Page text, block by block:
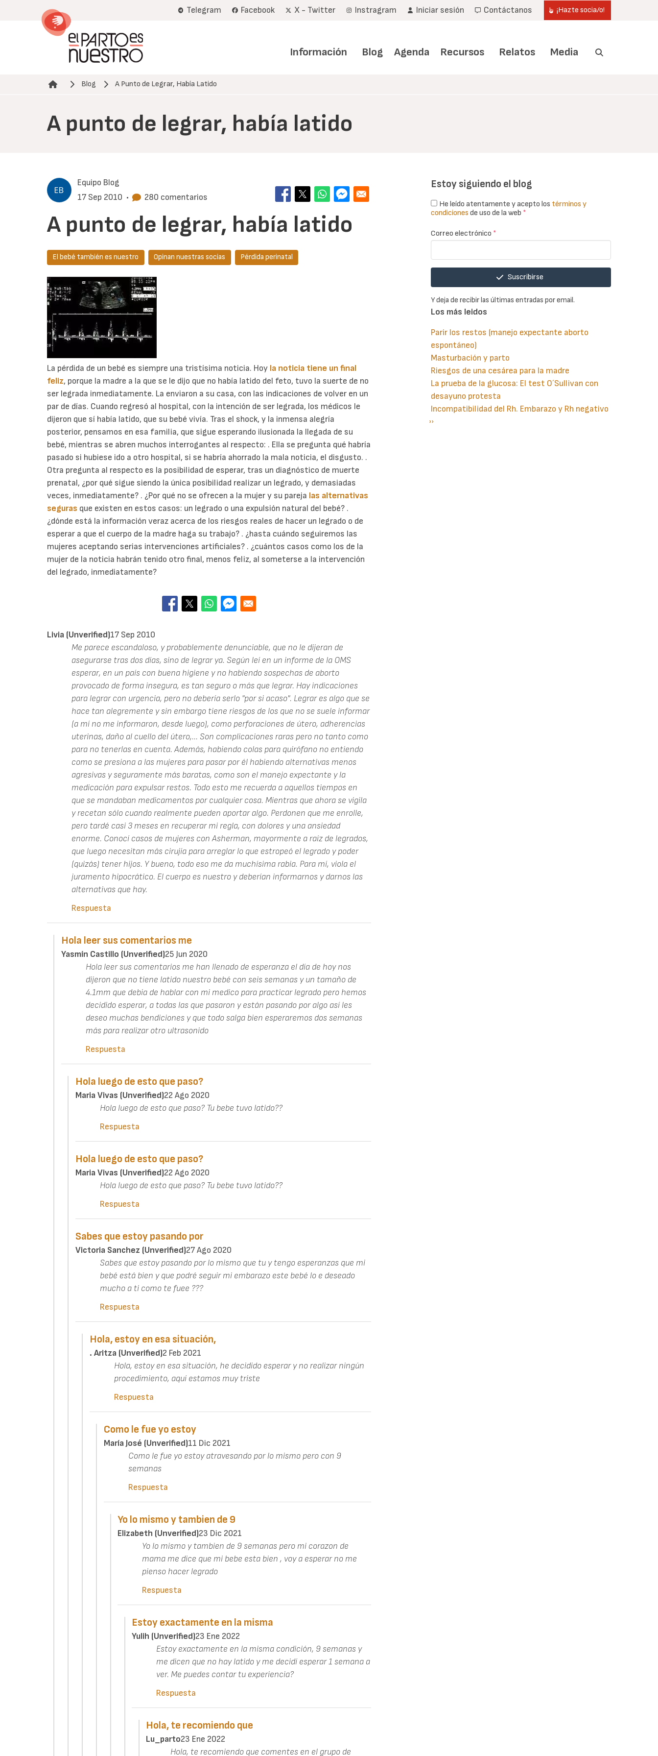
Telegram Facebook X - Twitter Instragram Iniciar sesión Contáctanos ¡Hazte socia/o!
Información Blog Agenda Recursos Relatos Media
Ruta de navegación
Blog A Punto de Legrar, Había Latido
A punto de legrar, había latido
Equipo Blog
17 Sep 2010 • 280 comentarios
A punto de legrar, había latido
El bebé también es nuestro Opinan nuestras socias Pérdida perinatal
La pérdida de un bebé es siempre una tristísima noticia. Hoy la noticia tiene un final
feliz, porque la madre a la que se le dijo que no había latido del feto, tuvo la suerte de no
ser legrada inmediatamente. La enviaron a su casa, con las indicaciones de volver en un
par de días. Cuando regresó al hospital, con la intención de ser legrada, los médicos le
dijeron que sí había latido, que su bebé vivía. Tras el shock, y la inmensa alegría
posterior, pensamos en esa familia, que sigue esperando ilusionada la llegada de su
bebé, mientras se abren muchos interrogantes al respecto: . Ella se pregunta qué habría
pasado si hubiese ido a otro hospital, si se habría ahorrado la mala noticia, el disgusto. .
Otra pregunta al respecto es la posibilidad de esperar, tras un diagnóstico de muerte
prenatal, ¿por qué sigue siendo la única posibilidad realizar un legrado, y demasiadas
veces, inmediatamente? . ¿Por qué no se ofrecen a la mujer y su pareja las alternativas
seguras que existen en estos casos: un legrado o una expulsión natural del bebé? .
¿dónde está la información veraz acerca de los riesgos reales de hacer un legrado o de
esperar a que el cuerpo de la madre haga su trabajo? . ¿hasta cuándo seguiremos las
mujeres aceptando serias intervenciones artificiales? . ¿cuántos casos como los de la
mujer de la noticia habrán tenido otro final, menos feliz, al someterse a la intervención
del legrado, inmediatamente?
Livia (unverified)17 Sep 2010
Me parece escandaloso, y probablemente denunciable, que no le dijeran de
asegurarse tras dos días, sino de legrar ya. Según leí en un informe de la OMS
esperar, en un país con buena higiene y no habiendo sospechas de aborto
provocado de forma insegura, es tan seguro o más que legrar. Hay indicaciones
para legrar con urgencia, pero no debería serlo "por si acaso". Legrar es algo que se
hace tan alegremente y sin embargo tiene riesgos de los que no se suele informar
(a mí no me informaron, desde luego), como perforaciones de útero, adherencias
uterinas, daño al cuello del útero,... Son complicaciones raras pero no tanto como
para no tenerlas en cuenta. Además, habiendo colas para quirófano no entiendo
como se presiona a las mujeres para pasar por él habiendo alternativas menos
agresivas y seguramente más baratas, como son el manejo expectante y la
medicación para expulsar restos. Todo esto me recuerda a aquellos tiempos en
que se mandaban medicamentos por cualquier cosa. Mientras que ahora se vigila
y recetan sólo cuando realmente pueden aportar algo. Perdonen que me enrolle,
pero tardé casi 3 meses en recuperar mi regla, con dolores y una ansiedad
enorme. Conocí casos de mujeres con Asherman, mayormente a raíz de legrados,
que luego necesitan más cirujía para arreglar lo que estropeó el legrado y poder
(quizás) tener hijos. Y bueno, todo eso me da muchísima rabia. Para mí, viola el
juramento hipocrático. El cuerpo es nuestro y deberían informarnos y darnos las
alternativas que hay.
Respuesta
Hola leer sus comentarios me
Yasmín Castillo (unverified)25 Jun 2020
Hola leer sus comentarios me han llenado de esperanza el día de hoy nos
dijeron que no tiene latido nuestro bebé con seis semanas y un tamaño de
4.1mm que debia de hablar con mi medico para practicar legrado pero hemos
decidido esperar, a todas las que pasaron y están pasando por algo así les
deseo muchas bendiciones y que todo salga bien esperaremos dos semanas
más para realizar otro ultrasonido
Respuesta
Hola luego de esto que paso?
Maria Vivas (unverified)22 Ago 2020
Hola luego de esto que paso? Tu bebe tuvo latido??
Respuesta
Hola luego de esto que paso?
Maria Vivas (unverified)22 Ago 2020
Hola luego de esto que paso? Tu bebe tuvo latido??
Respuesta
Sabes que estoy pasando por
Victoria Sanchez (unverified)27 Ago 2020
Sabes que estoy pasando por lo mismo que tu y tengo esperanzas que mi
bebé está bien y que podré seguir mi embarazo este bebé lo e deseado
mucho a ti como te fuee ???
Respuesta
Hola, estoy en esa situación,
. Aritza (unverified)2 Feb 2021
Hola, estoy en esa situación, he decidido esperar y no realizar ningún
procedimiento, aquí estamos muy triste
Respuesta
Como le fue yo estoy
María José (unverified)11 Dic 2021
Como le fue yo estoy atravesando por lo mismo pero con 9
semanas
Respuesta
Yo lo mismo y tambien de 9
Elizabeth (unverified)23 Dic 2021
Yo lo mismo y tambien de 9 semanas pero mi corazon de
mama me dice que mi bebe esta bien , voy a esperar no me
pienso hacer legrado
Respuesta
Estoy exactamente en la misma
Yulih (unverified)23 Ene 2022
Estoy exactamente en la misma condición, 9 semanas y
me dicen que no hay latido y me decidí esperar 1 semana a
ver. Me puedes contar tu experiencia?
Respuesta
Hola, te recomiendo que
Lu_parto23 Ene 2022
Hola, te recomiendo que comentes en el grupo de
Estoy siguiendo el blog
He leído atentamente y acepto los términos y
condiciones de uso de la web *
Correo electrónico *
Suscribirse
Y deja de recibir las últimas entradas por email.
Los más leidos
Parir los restos (manejo expectante aborto
espontáneo)
Masturbación y parto
Riesgos de una cesárea para la madre
La prueba de la glucosa: El test O´Sullivan con
desayuno protesta
Incompatibilidad del Rh. Embarazo y Rh negativo
Paginación
Siguiente
››